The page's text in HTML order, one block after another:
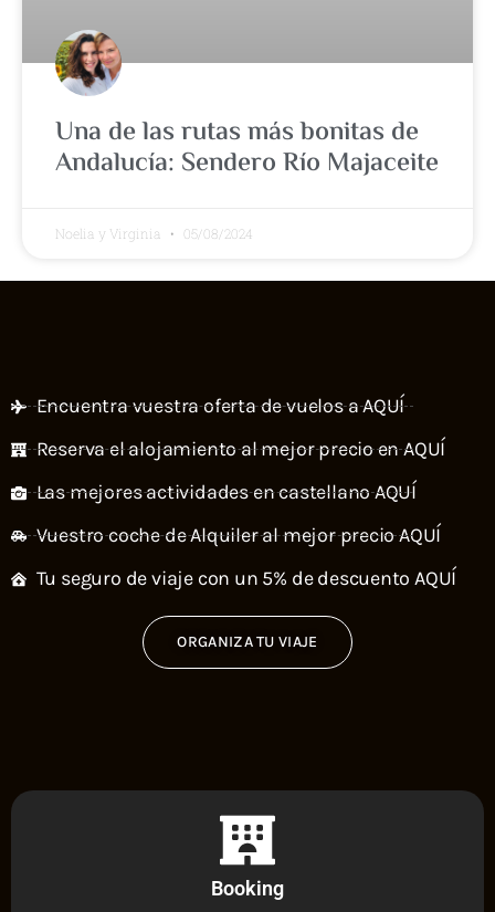
Una de las rutas más bonitas de
Andalucía: Sendero Río Majaceite
Noelia y Virginia 05/08/2024
Encuentra vuestra oferta de vuelos a AQUÍ
Reserva el alojamiento al mejor precio en AQUÍ
Las mejores actividades en castellano AQUÍ
Vuestro coche de Alquiler al mejor precio AQUÍ
Tu seguro de viaje con un 5% de descuento AQUÍ
ORGANIZA TU VIAJE
Booking